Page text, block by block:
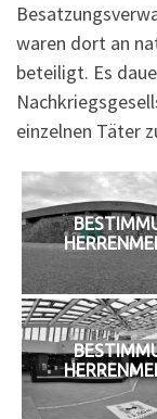
waren dort an
beteiligt. Es
einzelnen Täter